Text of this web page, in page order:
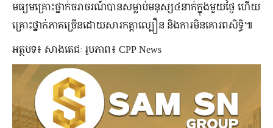
មធ្យមគ្រោះថ្នាក់ចរាចរណ៍បានសម្លាប់មនុស្ស៤នាក់ក្នុងមួយថ្ងៃ ហើយ
គ្រោះថ្នាក់ភាគច្រើនដោយសារកត្តាល្បឿន និងការមិនគោរពសិទ្ធិ៕
អត្ថបទ៖ សាងតេជៈ រូបភាព៖ CPP News